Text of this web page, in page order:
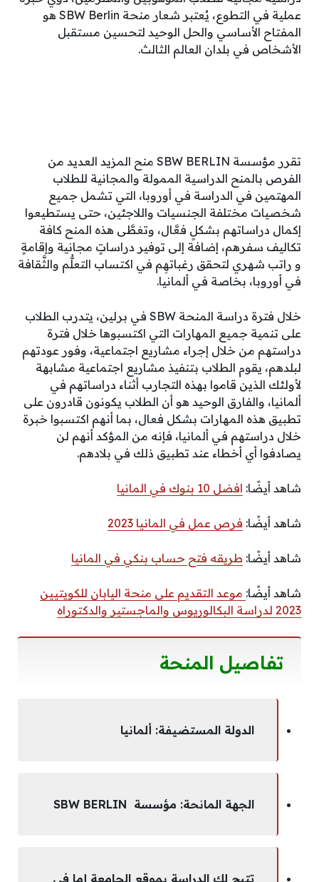
عملية في التطوع، يُعتبر شعار منحة SBW Berlin هو
المفتاح الأساسي والحل الوحيد لتحسين مستقبل
الأشخاص في بلدان العالم الثالث.
تقرر مؤسسة SBW BERLIN منح المزيد العديد من
الفرص بالمنح الدراسية الممولة والمجانية للطلاب
المهتمين في الدراسة في أوروبا، التي تشمل جميع
شخصيات مختلفة الجنسيات واللاجئين، حتى يستطيعوا
إكمال دراساتهم بشكلٍ فعَّال، وتغطَّى هذه المنح كافة
تكاليف سفرهم، إضافة إلى توفير دراساتٍ مجانية وإقامةٍ
و راتب شهري لتحقق رغباتهِم في اكتساب التعلُّم والثَّقافة
في أوروبا، بخاصة في ألمانيا.
خلال فترة دراسة المنحة SBW في برلين، يتدرب الطلاب
على تنمية جميع المهارات التي اكتسبوها خلال فترة
دراستهم من خلال إجراء مشاريع اجتماعية، وفور عودتهم
لبلدهم، يقوم الطلاب بتنفيذ مشاريع اجتماعية مشابهة
لأولئك الذين قاموا بهذه التجارب أثناء دراساتهم في
ألمانيا، والفارق الوحيد هو أن الطلاب يكونون قادرون على
تطبيق هذه المهارات بشكل فعال، بما أنهم اكتسبوا خبرة
خلال دراستهم في ألمانيا، فإنه من المؤكد أنهم لن
يصادفوا أي أخطاء عند تطبيق ذلك في بلادهم.
شاهد أيضًا: افضل 10 بنوك في المانيا
شاهد أيضًا: فرص عمل في المانيا 2023
شاهد أيضًا: طريقه فتح حساب بنكي في المانيا
شاهد أيضًا: موعد التقديم على منحة اليابان للكويتيين
2023 لدراسة البكالوريوس والماجستير والدكتوراه
تفاصيل المنحة
الدولة المستضيفة: ألمانيا
الجهة المانحة: مؤسسة SBW BERLIN
تتيح لك الدراسة بموقع الجامعة إما في